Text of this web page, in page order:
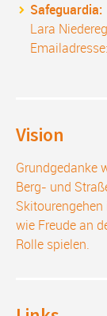
Safeguardia:
Lara
Vision
Grundgedanke
Berg- und
wie Freude an
Rolle spielen.